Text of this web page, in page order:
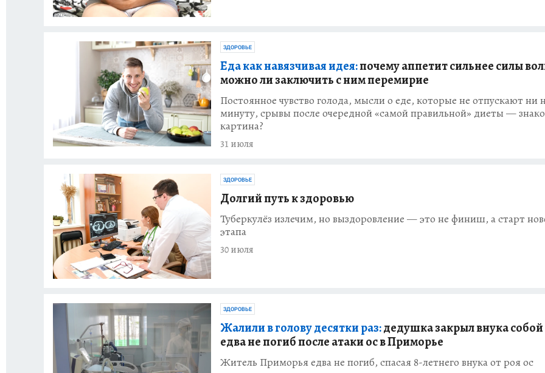
ЗДОРОВЬЕ
Еда как навязчивая идея:почему аппетит сильнее силы
можно ли заключить с ним перемирие
Постоянное чувство голода, мысли о еде, которые не отпускают ни
минуту, срывы после очередной «самой правильной» диеты —
картина?
31 июля
ЗДОРОВЬЕ
Долгий путь к здоровью
Туберкулёз излечим, но выздоровление — это не финиш, а старт
этапа
30 июля
ЗДОРОВЬЕ
Жалили в голову десятки раз:дедушка закрыл внука собой
едва не погиб после атаки ос в Приморье
Житель Приморья едва не погиб, спасая 8-летнего внука от роя ос